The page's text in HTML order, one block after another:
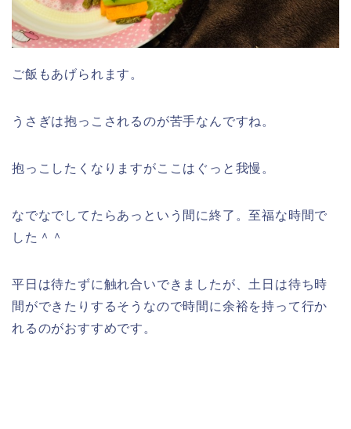
ご飯もあげられます。
うさぎは抱っこされるのが苦手なんですね。
抱っこしたくなりますがここはぐっと我慢。
なでなでしてたらあっという間に終了。至福な時間で
した＾＾
平日は待たずに触れ合いできましたが、土日は待ち時
間ができたりするそうなので時間に余裕を持って行か
れるのがおすすめです。